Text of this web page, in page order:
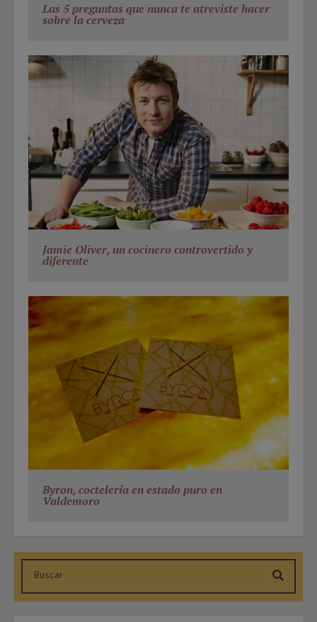
Las 5 preguntas que nunca te atreviste hacer
sobre la cerveza
Jamie Oliver, un cocinero controvertido y
diferente
Byron, coctelería en estado puro en
Valdemoro